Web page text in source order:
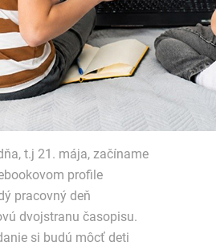
t.j 21. mája, začíname
profile
pracovný deň
dvojstranu časopisu.
si budú môcť deti